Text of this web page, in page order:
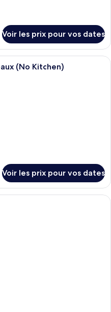
Voir les prix pour vos dates
Une chambre d’hôtel avec deux lits,
(No Kitchen)
Voir les prix pour vos dates
Une chambre d’hôtel avec deux lits,